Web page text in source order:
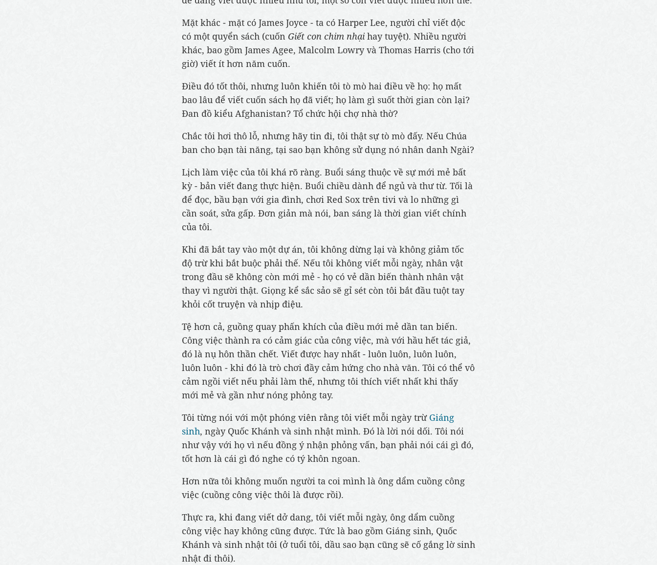
Mặt khác - mặt có James Joyce - ta có Harper Lee, người chỉ viết độc
có một quyển sách (cuốn Giết con chim nhại hay tuyệt). Nhiều người
khác, bao gồm James Agee, Malcolm Lowry và Thomas Harris (cho tới
giờ) viết ít hơn năm cuốn.
Điều đó tốt thôi, nhưng luôn khiến tôi tò mò hai điều về họ: họ mất
bao lâu để viết cuốn sách họ đã viết; họ làm gì suốt thời gian còn lại?
Đan đồ kiểu Afghanistan? Tổ chức hội chợ nhà thờ?
Chắc tôi hơi thô lỗ, nhưng hãy tin đi, tôi thật sự tò mò đấy. Nếu Chúa
ban cho bạn tài năng, tại sao bạn không sử dụng nó nhân danh Ngài?
Lịch làm việc của tôi khá rõ ràng. Buổi sáng thuộc về sự mới mẻ bất
kỳ - bản viết đang thực hiện. Buổi chiều dành để ngủ và thư từ. Tối là
để đọc, bầu bạn với gia đình, chơi Red Sox trên tivi và lo những gì
cần soát, sửa gấp. Đơn giản mà nói, ban sáng là thời gian viết chính
của tôi.
Khi đã bắt tay vào một dự án, tôi không dừng lại và không giảm tốc
độ trừ khi bắt buộc phải thế. Nếu tôi không viết mỗi ngày, nhân vật
trong đầu sẽ không còn mới mẻ - họ có vẻ dần biến thành nhân vật
thay vì người thật. Giọng kể sắc sảo sẽ gỉ sét còn tôi bắt đầu tuột tay
khỏi cốt truyện và nhịp điệu.
Tệ hơn cả, guồng quay phấn khích của điều mới mẻ dần tan biến.
Công việc thành ra có cảm giác của công việc, mà với hầu hết tác giả,
đó là nụ hôn thần chết. Viết được hay nhất - luôn luôn, luôn luôn,
luôn luôn - khi đó là trò chơi đầy cảm hứng cho nhà văn. Tôi có thể vô
cảm ngồi viết nếu phải làm thế, nhưng tôi thích viết nhất khi thấy
mới mẻ và gần như nóng phỏng tay.
Tôi từng nói với một phóng viên rằng tôi viết mỗi ngày trừ Giáng
sinh, ngày Quốc Khánh và sinh nhật mình. Đó là lời nói dối. Tôi nói
như vậy với họ vì nếu đồng ý nhận phỏng vấn, bạn phải nói cái gì đó,
tốt hơn là cái gì đó nghe có tý khôn ngoan.
Hơn nữa tôi không muốn người ta coi mình là ông dẩm cuồng công
việc (cuồng công việc thôi là được rồi).
Thực ra, khi đang viết dở dang, tôi viết mỗi ngày, ông dẩm cuồng
công việc hay không cũng được. Tức là bao gồm Giáng sinh, Quốc
Khánh và sinh nhật tôi (ở tuổi tôi, dầu sao bạn cũng sẽ cố gắng lờ sinh
nhật đi thôi).